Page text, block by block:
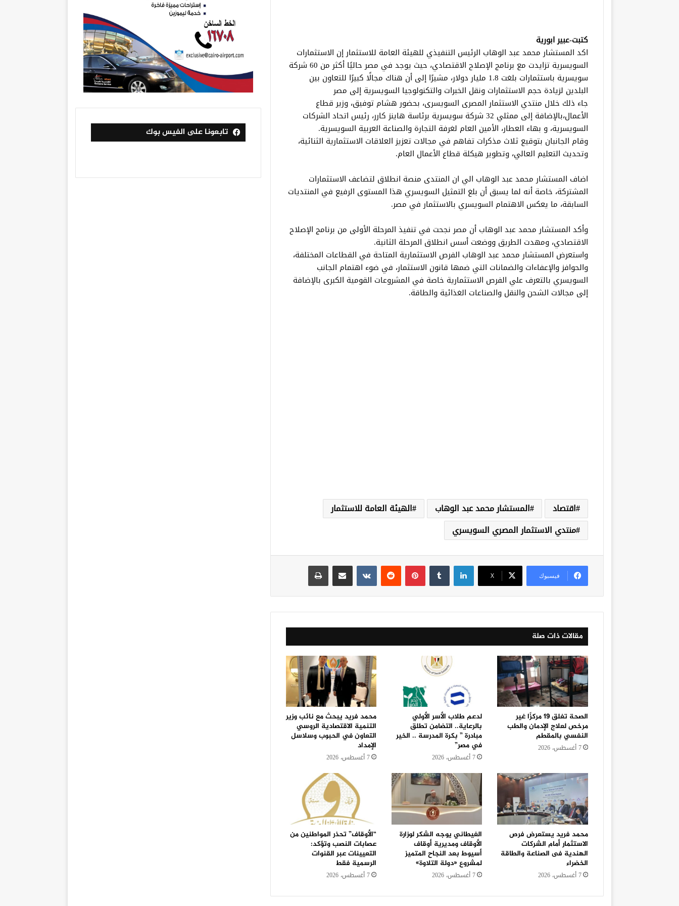
كتبت-عبير ابورية
اكد المستشار محمد عبد الوهاب الرئيس التنفيذي للهيئة العامة للاستثمار إن الاستثمارات
السويسرية تزايدت مع برنامج الإصلاح الاقتصادي، حيث يوجد في مصر حاليًا أكثر من 60 شركة
سويسرية باستثمارات بلغت 1.8 مليار دولار، مشيرًا إلى أن هناك مجالًا كبيرًا للتعاون بين
البلدين لزيادة حجم الاستثمارات ونقل الخبرات والتكنولوجيا السويسرية إلى مصر
جاء ذلك خلال منتدي الاستثمار المصرى السويسرى، بحضور هشام توفيق، وزير قطاع
الأعمال،بالإضافة إلى ممثلي 32 شركة سويسرية برئاسة هاينز كارر، رئيس اتحاد الشركات
السويسرية، و بهاء العطار، الأمين العام لغرفة التجارة والصناعة العربية السويسرية.
وقام الجانبان بتوقيع ثلاث مذكرات تفاهم في مجالات تعزيز العلاقات الاستثمارية الثنائية،
وتحديث التعليم العالي، وتطوير هيكلة قطاع الأعمال العام.
اضاف المستشار محمد عبد الوهاب الي ان المنتدى منصة انطلاق لتضاعف الاستثمارات
المشتركة، خاصة أنه لما يسبق أن بلغ التمثيل السويسري هذا المستوى الرفيع في المنتديات
السابقة، ما يعكس الاهتمام السويسري بالاستثمار في مصر.
وأكد المستشار محمد عبد الوهاب أن مصر نجحت في تنفيذ المرحلة الأولى من برنامج الإصلاح
الاقتصادي، ومهدت الطريق ووضعت أسس انطلاق المرحلة الثانية.
واستعرض المستشار محمد عبد الوهاب الفرص الاستثمارية المتاحة في القطاعات المختلفة،
والحوافز والإعفاءات والضمانات التي ضمها قانون الاستثمار، في ضوء اهتمام الجانب
السويسري بالتعرف علي الفرص الاستثمارية خاصة في المشروعات القومية الكبرى بالإضافة
إلى مجالات الشحن والنقل والصناعات الغذائية والطاقة.
اقتصاد المستشار محمد عبد الوهاب
الهيئة العامة للاستثمار
منتدي الاستثمار المصري السويسري
فيسبوك ‫X
لينكدإن بينتيريست
مقالات ذات صلة
الصحة تغلق 19 مركزًا غير
مرخص لعلاج الإدمان والطب
النفسي بالمقطم
7 أغسطس، 2026
لدعم طلاب الأسر الأولي
بالرعاية.. التضامن تطلق
مبادرة ” بكرة المدرسة .. الخير
في مصر”
7 أغسطس، 2026
محمد فريد يبحث مع نائب وزير
التنمية الاقتصادية الروسي
التعاون في الحبوب وسلاسل
الإمداد
7 أغسطس، 2026
محمد فريد يستعرض فرص
الاستثمار أمام الشركات
الهندية فى الصناعة والطاقة
الخضراء
7 أغسطس، 2026
الغيطاني يوجه الشكر لوزارة
الأوقاف ومديرية أوقاف
أسيوط بعد النجاح المتميز
لمشروع «دولة التلاوة»
7 أغسطس، 2026
“الأوقاف” تحذر المواطنين من
عصابات النصب وتؤكد:
التعيينات عبر القنوات
الرسمية فقط
7 أغسطس، 2026
تابعونا على الفيس بوك